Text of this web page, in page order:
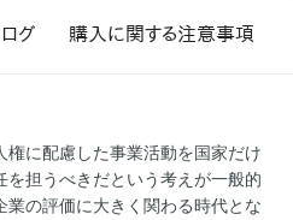
グ 購入に関する注意事項
権に配慮した事業活動を国家だけ
担うべきだという考えが一般的
の評価に大きく関わる時代とな